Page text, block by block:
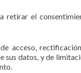
retirar el
acceso,
sus datos, y de